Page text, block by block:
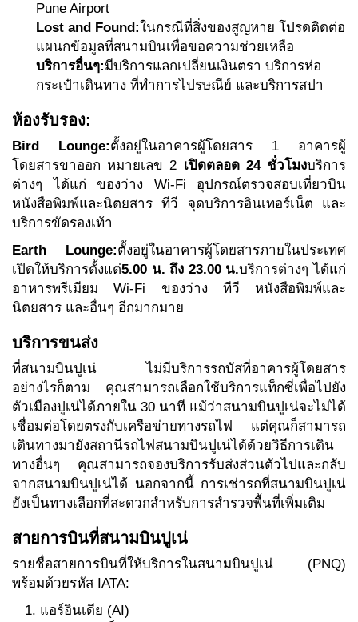
Pune Airport
Lost and Found:ในกรณีที่สิ่งของสูญหาย โปรดติดต่อ
แผนกข้อมูลที่สนามบินเพื่อขอความช่วยเหลือ
บริการอื่นๆ:มีบริการแลกเปลี่ยนเงินตรา บริการห่อ
กระเป๋าเดินทาง ที่ทำการไปรษณีย์ และบริการสปา
ห้องรับรอง:
Bird Lounge:ตั้งอยู่ในอาคารผู้โดยสาร 1 อาคารผู้
โดยสารขาออก หมายเลข 2 เปิดตลอด 24 ชั่วโมงบริการ
ต่างๆ ได้แก่ ของว่าง Wi-Fi อุปกรณ์ตรวจสอบเที่ยวบิน
หนังสือพิมพ์และนิตยสาร ทีวี จุดบริการอินเทอร์เน็ต และ
บริการขัดรองเท้า
Earth Lounge:ตั้งอยู่ในอาคารผู้โดยสารภายในประเทศ
เปิดให้บริการตั้งแต่5.00 น. ถึง 23.00 น.บริการต่างๆ ได้แก่
อาหารพรีเมียม Wi-Fi ของว่าง ทีวี หนังสือพิมพ์และ
นิตยสาร และอื่นๆ อีกมากมาย
บริการขนส่ง
ที่สนามบินปูเน่ ไม่มีบริการรถบัสที่อาคารผู้โดยสาร
อย่างไรก็ตาม คุณสามารถเลือกใช้บริการแท็กซี่เพื่อไปยัง
ตัวเมืองปูเน่ได้ภายใน 30 นาที แม้ว่าสนามบินปูเน่จะไม่ได้
เชื่อมต่อโดยตรงกับเครือข่ายทางรถไฟ แต่คุณก็สามารถ
เดินทางมายังสถานีรถไฟสนามบินปูเน่ได้ด้วยวิธีการเดิน
ทางอื่นๆ คุณสามารถจองบริการรับส่งส่วนตัวไปและกลับ
จากสนามบินปูเน่ได้ นอกจากนี้ การเช่ารถที่สนามบินปูเน่
ยังเป็นทางเลือกที่สะดวกสำหรับการสำรวจพื้นที่เพิ่มเติม
สายการบินที่สนามบินปูเน่
รายชื่อสายการบินที่ให้บริการในสนามบินปูเน่ (PNQ)
พร้อมด้วยรหัส IATA:
แอร์อินเดีย (AI)